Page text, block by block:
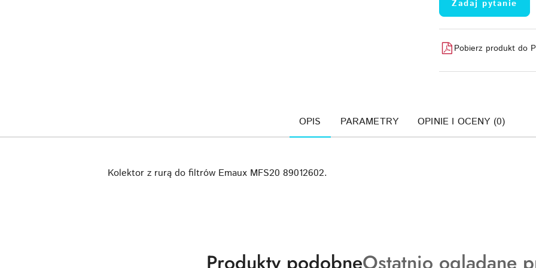
Zadaj pytanie
Pobierz produkt do
OPIS PARAMETRY OPINIE I OCENY (0)
Kolektor z rurą do filtrów Emaux MFS20 89012602.
Produkty
Produkty